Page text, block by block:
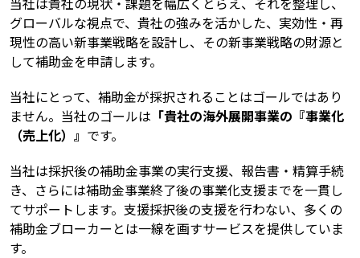
グローバルな視点で、貴社の強みを活かした、実効性・再
現性の高い新事業戦略を設計し、その新事業戦略の財源と
して補助金を申請します。
当社にとって、補助金が採択されることはゴールではあり
ません。当社のゴールは 「貴社の海外展開事業の『事業化
（売上化）』 です。
当社は採択後の補助金事業の実行支援、報告書・精算手続
き、さらには補助金事業終了後の事業化支援までを一貫し
てサポートします。支援採択後の支援を行わない、多くの
補助金ブローカーとは一線を画すサービスを提供していま
す。